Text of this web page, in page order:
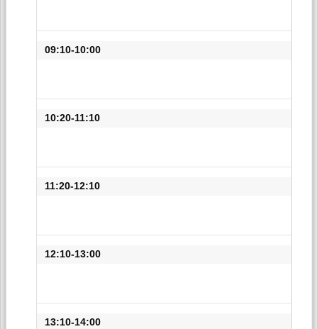
09:10-10:00
10:20-11:10
11:20-12:10
12:10-13:00
13:10-14:00